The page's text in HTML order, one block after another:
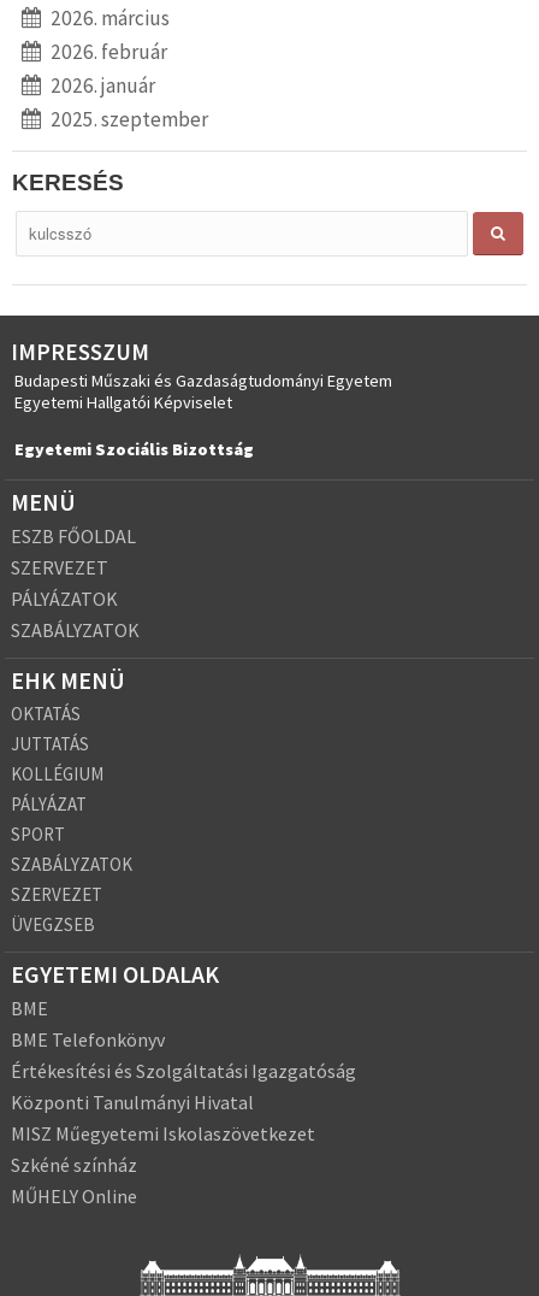
2026. március
2026. február
2026. január
2025. szeptember
KERESÉS
IMPRESSZUM
Budapesti Műszaki és Gazdaságtudományi Egyetem
Egyetemi Hallgatói Képviselet
Egyetemi Szociális Bizottság
MENÜ
ESZB FŐOLDAL
SZERVEZET
PÁLYÁZATOK
SZABÁLYZATOK
EHK MENÜ
OKTATÁS
JUTTATÁS
KOLLÉGIUM
PÁLYÁZAT
SPORT
SZABÁLYZATOK
SZERVEZET
ÜVEGZSEB
EGYETEMI OLDALAK
BME
BME Telefonkönyv
Értékesítési és Szolgáltatási Igazgatóság
Központi Tanulmányi Hivatal
MISZ Műegyetemi Iskolaszövetkezet
Szkéné színház
MŰHELY Online